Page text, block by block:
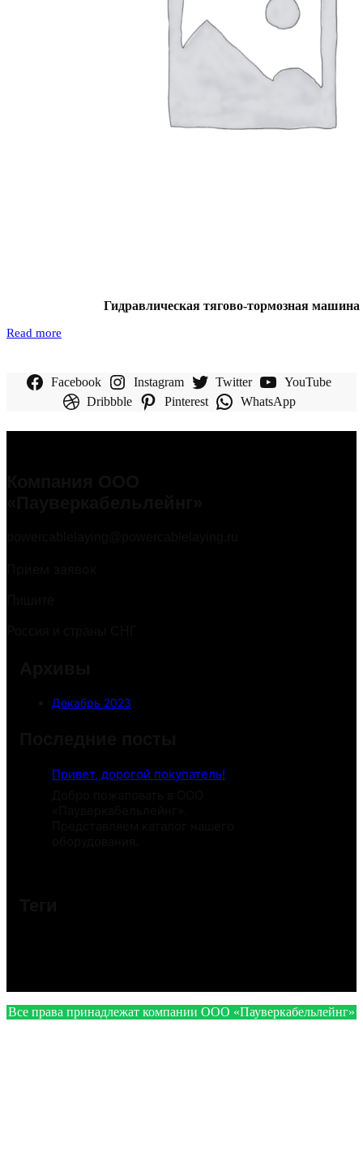
Гидравлическая тягово-тормозная
Read more
Facebook Instagram Twitter
YouTube
Dribbble
Pinterest WhatsApp
Декабрь 2023
Привет, дорогой покупатель!
Все права принадлежат компании ООО «Пауверкабельлейнг»